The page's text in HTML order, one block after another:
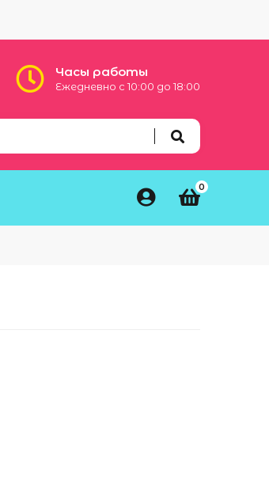
Часы работы
Ежедневно с 10:00 до 18:00
0